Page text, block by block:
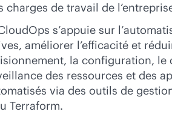
charges de travail de
s’appuie sur
améliorer l’efficacité et
la configuration, le
des ressources et des
via des outils de
Terraform.